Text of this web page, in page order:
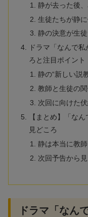
静が去った後
生徒たちが静
静の決意が生
ドラマ「なんで
ろと注目ポイント
静の“新しい説
教師と生徒の
次回に向けた
【まとめ】「な
見どころ
静は本当に教
次回予告から
ドラマ「なん